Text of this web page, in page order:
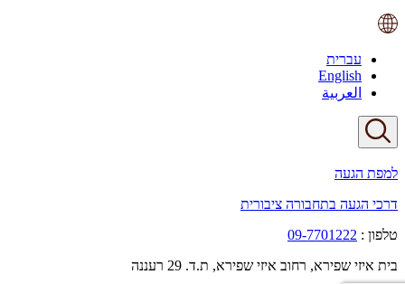
עברית
English
العربية
למפת הגעה
דרכי הגעה בתחבורה ציבורית
טלפון : 09-7701222
בית איזי שפירא, רחוב איזי שפירא, ת.ד. 29 רעננה